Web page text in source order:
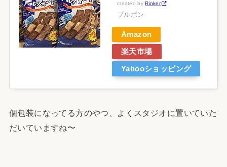
created byRinker
ブルボン
Amazon
楽天市場
Yahooショッピング
個包装になってる方のやつ、よくスタジオに置いていた
だいていますね〜